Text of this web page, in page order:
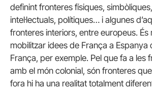
definint fronteres físiques,
intel·lectuals, polítiques… i algunes
fronteres interiors, entre europeus. És
mobilitzar idees de França a Espanya
França, per exemple. Pel que fa a les
amb el món colonial, són fronteres
fora hi ha una realitat totalment